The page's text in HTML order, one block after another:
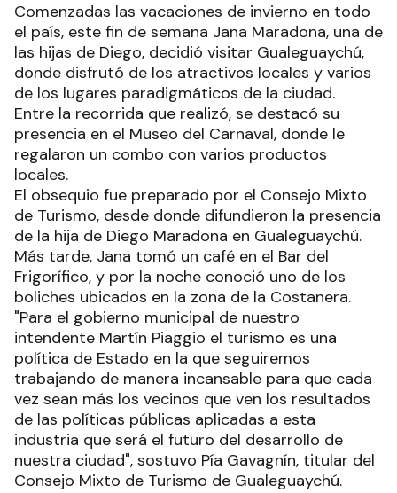
Comenzadas las vacaciones de invierno en todo
el país, este fin de semana Jana Maradona, una de
las hijas de Diego, decidió visitar Gualeguaychú,
donde disfrutó de los atractivos locales y varios
de los lugares paradigmáticos de la ciudad.
Entre la recorrida que realizó, se destacó su
presencia en el Museo del Carnaval, donde le
regalaron un combo con varios productos
locales.
El obsequio fue preparado por el Consejo Mixto
de Turismo, desde donde difundieron la presencia
de la hija de Diego Maradona en Gualeguaychú.
Más tarde, Jana tomó un café en el Bar del
Frigorífico, y por la noche conoció uno de los
boliches ubicados en la zona de la Costanera.
"Para el gobierno municipal de nuestro
intendente Martín Piaggio el turismo es una
política de Estado en la que seguiremos
trabajando de manera incansable para que cada
vez sean más los vecinos que ven los resultados
de las políticas públicas aplicadas a esta
industria que será el futuro del desarrollo de
nuestra ciudad", sostuvo Pía Gavagnín, titular del
Consejo Mixto de Turismo de Gualeguaychú.